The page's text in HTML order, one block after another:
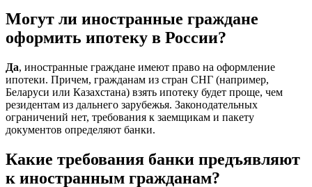
Могут ли иностранные граждане
оформить ипотеку в России?
Да, иностранные граждане имеют право на оформление
ипотеки. Причем, гражданам из стран СНГ (например,
Беларуси или Казахстана) взять ипотеку будет проще, чем
резидентам из дальнего зарубежья. Законодательных
ограничений нет, требования к заемщикам и пакету
документов определяют банки.
Какие требования банки предъявляют
к иностранным гражданам?